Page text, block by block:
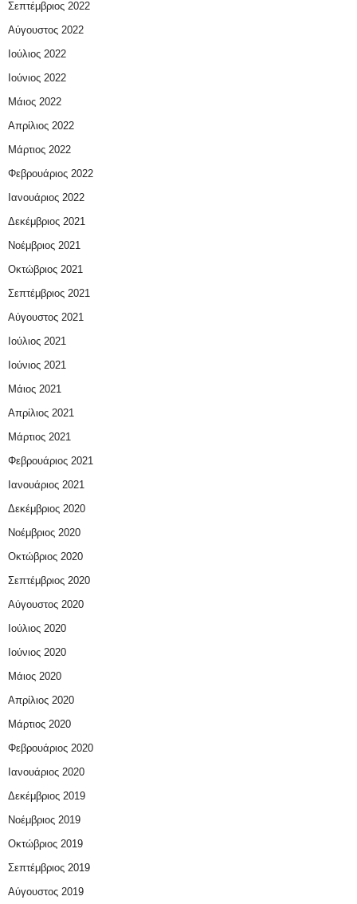
Σεπτέμβριος 2022
Αύγουστος 2022
Ιούλιος 2022
Ιούνιος 2022
Μάιος 2022
Απρίλιος 2022
Μάρτιος 2022
Φεβρουάριος 2022
Ιανουάριος 2022
Δεκέμβριος 2021
Νοέμβριος 2021
Οκτώβριος 2021
Σεπτέμβριος 2021
Αύγουστος 2021
Ιούλιος 2021
Ιούνιος 2021
Μάιος 2021
Απρίλιος 2021
Μάρτιος 2021
Φεβρουάριος 2021
Ιανουάριος 2021
Δεκέμβριος 2020
Νοέμβριος 2020
Οκτώβριος 2020
Σεπτέμβριος 2020
Αύγουστος 2020
Ιούλιος 2020
Ιούνιος 2020
Μάιος 2020
Απρίλιος 2020
Μάρτιος 2020
Φεβρουάριος 2020
Ιανουάριος 2020
Δεκέμβριος 2019
Νοέμβριος 2019
Οκτώβριος 2019
Σεπτέμβριος 2019
Αύγουστος 2019